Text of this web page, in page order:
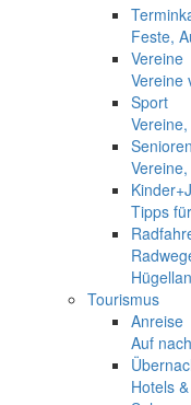
Feste,
Vereine
Vereine
Sport
Senioren
Tipps
Tourismus
Anreise
Auf
Hotels